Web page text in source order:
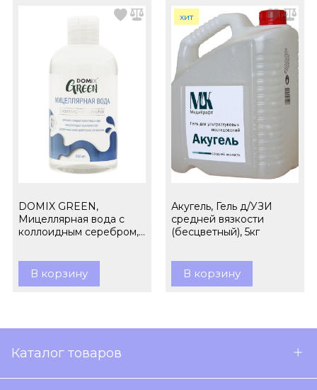
DOMIX GREEN,
Мицеллярная вода с
коллоидным серебром,
В корзину
хит
Акугель, Гель д/УЗИ
средней вязкости
(бесцветный), 5кг
В корзину
Каталог товаров